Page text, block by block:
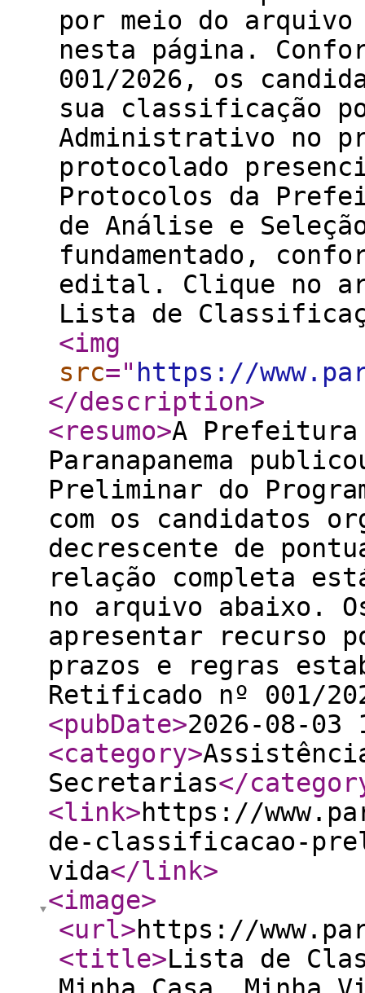
por meio do
nesta página.
001/2026, os
sua classificação
Administrativo no
protocolado
Protocolos da
de Análise e
fundamentado,
edital. Clique no
Lista de
<img
src=" https://
</description>
<resumo>A
Paranapanema
Preliminar do
com os candidatos
decrescente de
relação completa
no arquivo abaixo.
apresentar recurso
prazos e regras
Retificado nº 001/
<pubDate>2026-08-03
<category>
Secretarias</
<link>https://
de-classificacao-
vida</link>
<image>
<url>https://
<title>Lista de